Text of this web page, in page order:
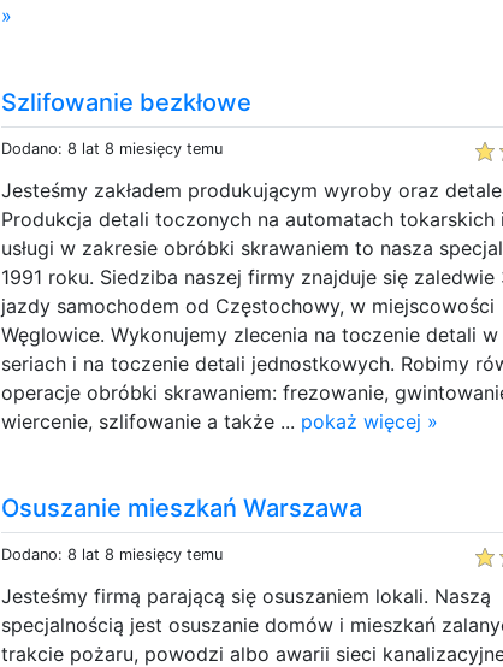
»
Szlifowanie bezkłowe
Dodano: 8 lat 8 miesięcy temu
Jesteśmy zakładem produkującym wyroby oraz
Produkcja detali toczonych na automatach tokarskich
usługi w zakresie obróbki skrawaniem to nasza
1991 roku. Siedziba naszej firmy znajduje się zaledwie
jazdy samochodem od Częstochowy, w miejscowości
Węglowice. Wykonujemy zlecenia na toczenie detali
seriach i na toczenie detali jednostkowych. Robimy
operacje obróbki skrawaniem: frezowanie,
wiercenie, szlifowanie a także ... pokaż więcej »
Osuszanie mieszkań Warszawa
Dodano: 8 lat 8 miesięcy temu
Jesteśmy firmą parającą się osuszaniem lokali. Naszą
specjalnością jest osuszanie domów i mieszkań
trakcie pożaru, powodzi albo awarii sieci